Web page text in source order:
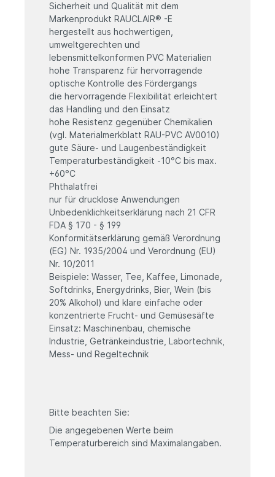
Sicherheit und Qualität mit dem
Markenprodukt RAUCLAIR® -E
hergestellt aus hochwertigen,
umweltgerechten und
lebensmittelkonformen PVC Materialien
hohe Transparenz für hervorragende
optische Kontrolle des Fördergangs
die hervorragende Flexibilität erleichtert
das Handling und den Einsatz
hohe Resistenz gegenüber Chemikalien
(vgl. Materialmerkblatt RAU-PVC AV0010)
gute Säure- und Laugenbeständigkeit
Temperaturbeständigkeit -10°C bis max.
+60°C
Phthalatfrei
nur für drucklose Anwendungen
Unbedenklichkeitserklärung nach 21 CFR
FDA § 170 - § 199
Konformitätserklärung gemäß Verordnung
(EG) Nr. 1935/2004 und Verordnung (EU)
Nr. 10/2011
Beispiele: Wasser, Tee, Kaffee, Limonade,
Softdrinks, Energydrinks, Bier, Wein (bis
20% Alkohol) und klare einfache oder
konzentrierte Frucht- und Gemüsesäfte
Einsatz: Maschinenbau, chemische
Industrie, Getränkeindustrie, Labortechnik,
Mess- und Regeltechnik
Bitte beachten Sie:
Die angegebenen Werte beim
Temperaturbereich sind Maximalangaben.